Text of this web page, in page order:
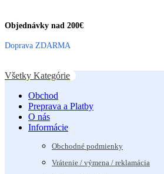
Objednávky nad 200€
Doprava ZDARMA
Všetky Kategórie
Obchod
Preprava a Platby
O nás
Informácie
Obchodné podmienky
Vrátenie / výmena / reklamácia